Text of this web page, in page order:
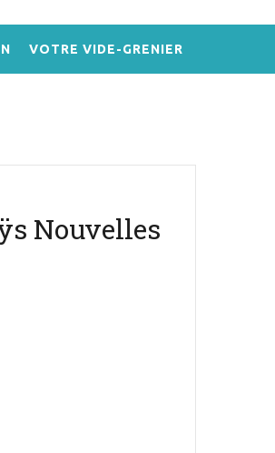
VOTRE VIDE-GRENIER
Nouvelles